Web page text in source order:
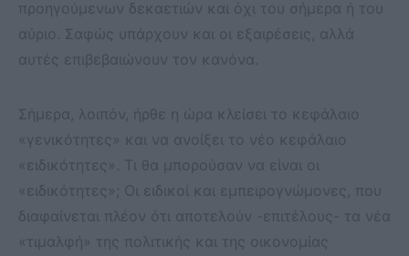
προηγούμενων δεκαετιών και όχι του σήμερα ή του
αύριο. Σαφώς υπάρχουν και οι εξαιρέσεις, αλλά
αυτές επιβεβαιώνουν τον κανόνα.
Σήμερα, λοιπόν, ήρθε η ώρα κλείσει το κεφάλαιο
«γενικότητες» και να ανοίξει το νέο κεφάλαιο
«ειδικότητες». Τι θα μπορούσαν να είναι οι
«ειδικότητες»; Οι ειδικοί και εμπειρογνώμονες, που
διαφαίνεται πλέον ότι αποτελούν -επιτέλους- τα νέα
«τιμαλφή» της πολιτικής και της οικονομίας